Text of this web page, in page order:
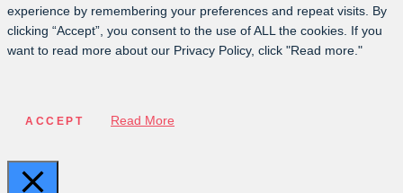
experience by remembering your preferences and repeat visits. By
clicking “Accept”, you consent to the use of ALL the cookies. If you
want to read more about our Privacy Policy, click "Read more."
ACCEPT Read More